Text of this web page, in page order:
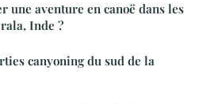
une aventure en canoë dans les
Inde ?
canyoning du sud de la